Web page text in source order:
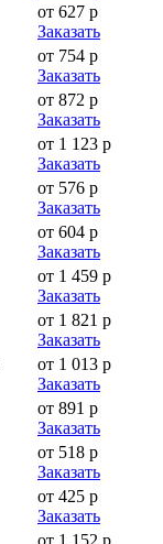
от 627 р
Заказать
от 754 р
Заказать
от 872 р
Заказать
от 1 123 р
Заказать
от 576 р
Заказать
от 604 р
Заказать
от 1 459 р
Заказать
от 1 821 р
Заказать
от 1 013 р
Заказать
от 891 р
Заказать
от 518 р
Заказать
от 425 р
Заказать
от 1 152 р